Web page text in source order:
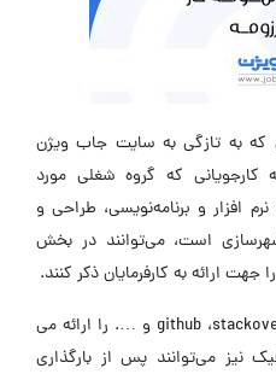
که به تازگی به سایت جاب ویژن
که گروه شغلی مورد
افزار و برنامه‌نویسی، طراحی و
است، می‌توانند در بخش
ارائه به کارفرمایان ذکر کنند.
برنامه نویسان معمولا لینک github ،stackoverflow و …. را ارائه می
نیز می‌توانند پس از بارگذاری